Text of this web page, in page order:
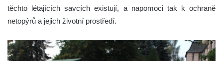
těchto létajících savcích existují, a napomoci tak k ochraně
netopýrů a jejich životní prostředí.